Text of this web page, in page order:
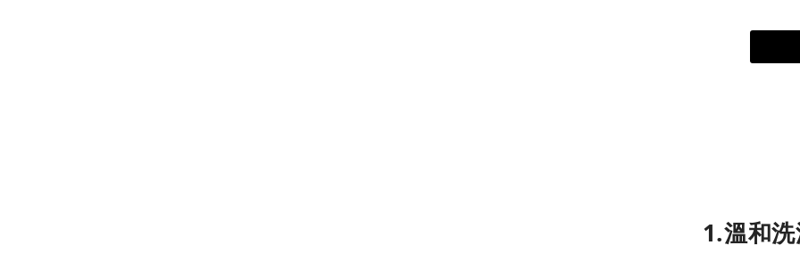
1.溫和